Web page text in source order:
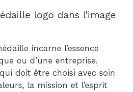
logo dans l’image
incarne l’essence
ou d’une entreprise.
doit être choisi avec soin
la mission et l’esprit